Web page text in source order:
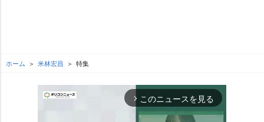
ホーム 米林宏昌 特集
arrow_forward_ios このニュースを見る